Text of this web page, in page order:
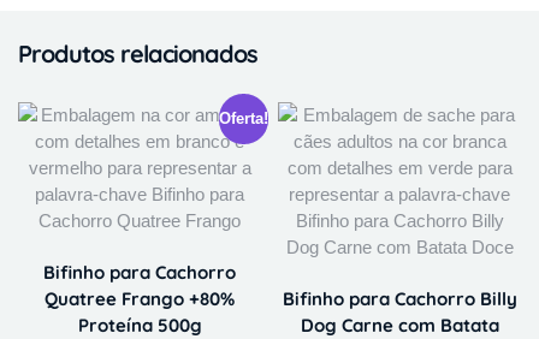
Produtos relacionados
Oferta!
Bifinho para Cachorro
Quatree Frango +80%
Proteína 500g
Bifinho para Cachorro Billy
Dog Carne com Batata